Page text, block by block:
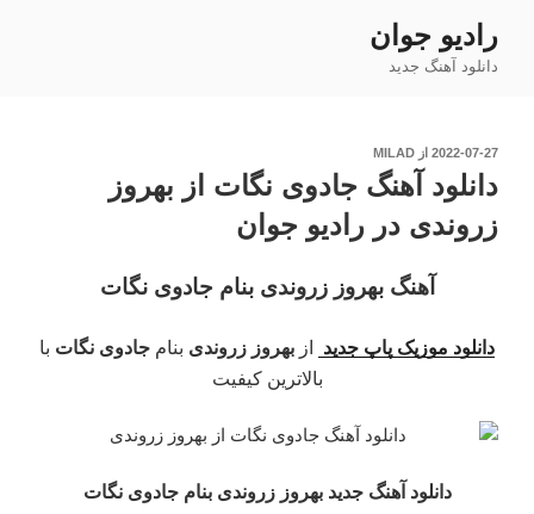
محتوا
رادیو جوان
دانلود آهنگ جدید
نوشته‌شده
2022-07-27 از MILAD
دانلود آهنگ جادوی نگات از بهروز
زروندی در رادیو جوان
آهنگ بهروز زروندی بنام جادوی نگات
دانلود موزیک پاپ جدید از بهروز زروندی بنام جادوی نگات با
بالاترین کیفیت
دانلود آهنگ جدید بهروز زروندی بنام جادوی نگات